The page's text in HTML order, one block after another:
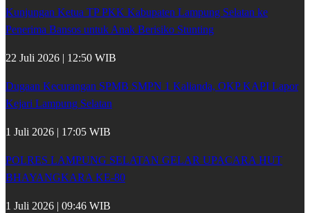
Kunjungan Ketua TP PKK Kabupaten Lampung Selatan ke
Penerima Bansos untuk Anak Berisiko Stunting
22 Juli 2026 | 12:50 WIB
Dugaan Kecurangan SPMB SMPN 1 Kalianda, OKP KAPI Lapor
Kejari Lampung Selatan
1 Juli 2026 | 17:05 WIB
POLRES LAMPUNG SELATAN GELAR UPACARA HUT
BHAYANGKARA KE-80
1 Juli 2026 | 09:46 WIB